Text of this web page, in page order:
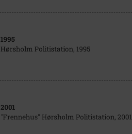
1995
Hørsholm Politistation, 1995
2001
"Frennehus" Hørsholm Politistation, 2001